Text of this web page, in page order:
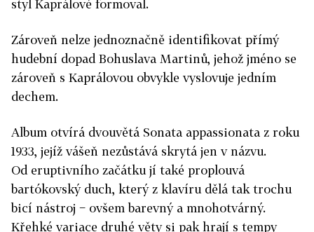
styl Kaprálové formoval.
Zároveň nelze jednoznačně identifikovat přímý
hudební dopad Bohuslava Martinů, jehož jméno se
zároveň s Kaprálovou obvykle vyslovuje jedním
dechem.
Album otvírá dvouvětá Sonata appassionata z roku
1933, jejíž vášeň nezůstává skrytá jen v názvu.
Od eruptivního začátku jí také proplouvá
bartókovský duch, který z klavíru dělá tak trochu
bicí nástroj − ovšem barevný a mnohotvárný.
Křehké variace druhé věty si pak hrají s tempy